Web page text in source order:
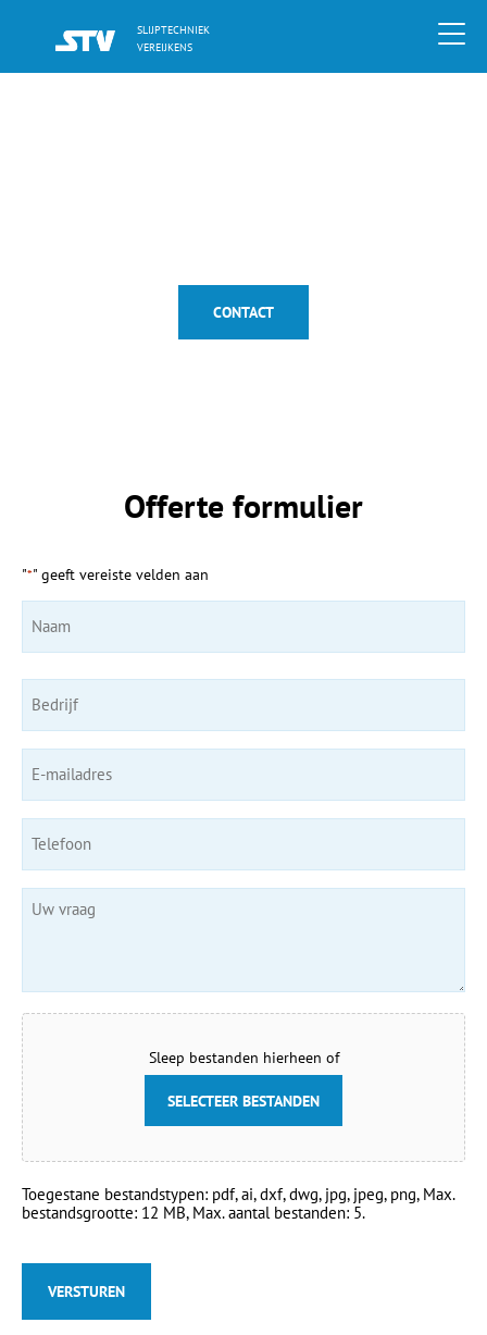
SLIJPTECHNIEK
VEREIJKENS
CONTACT
Offerte formulier
"*" geeft vereiste velden aan
mailadres
*
vraag
Sleep bestanden hierheen of
SELECTEER BESTANDEN
Toegestane bestandstypen: pdf, ai, dxf, dwg, jpg, jpeg, png, Max.
bestandsgrootte: 12 MB, Max. aantal bestanden: 5.